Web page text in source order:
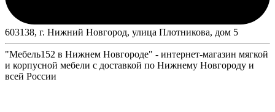
603138, г. Нижний Новгород, улица Плотникова, дом 5
"Мебель152 в Нижнем Новгороде" - интернет-магазин мягкой
и корпусной мебели с доставкой по Нижнему Новгороду и
всей России